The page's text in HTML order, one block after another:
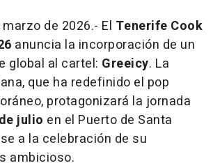
de 2026.- El Tenerife Cook
anuncia la incorporación de un
global al cartel: Greeicy. La
que ha redefinido el pop
protagonizará la jornada
julio en el Puerto de Santa
a la celebración de su
ambicioso.